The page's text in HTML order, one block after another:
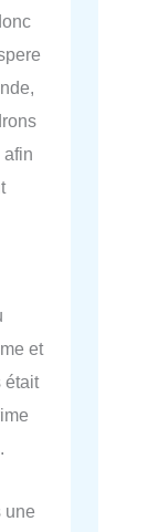
afin
et
était
une